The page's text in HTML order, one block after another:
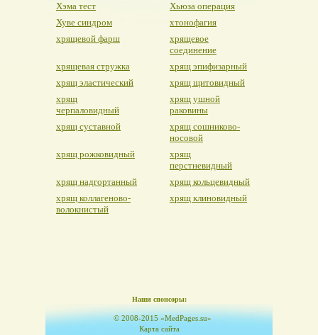
Хэма тест
Хьюза операция
Хуве синдром
хтонофагия
хрящевой фарш
хрящевое
соединение
хрящевая стружка
хрящ эпифизарный
хрящ эластический
хрящ щитовидный
хрящ
черпаловидный
хрящ ушной
раковины
хрящ суставной
хрящ сошниково-
носовой
хрящ рожковидный
хрящ
перстневидный
хрящ надгортанный
хрящ кольцевидный
хрящ коллагеново-
волокнистый
хрящ клиновидный
Наши спонсоры:
© 2008-2015 «MedPages.su»
Карта сайта